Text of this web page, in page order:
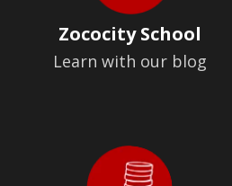
Zococity School
Learn with our blog